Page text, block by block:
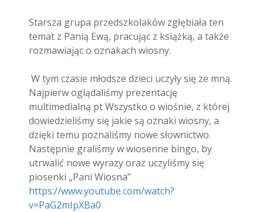
Starsza grupa przedszkolaków zgłębiała ten
temat z Panią Ewą, pracując z książką, a także
rozmawiając o oznakach wiosny.
W tym czasie młodsze dzieci uczyły się ze mną.
Najpierw oglądaliśmy prezentację
multimedialną pt Wszystko o wiośnie, z której
dowiedzieliśmy się jakie są oznaki wiosny, a
dzięki temu poznaliśmy nowe słownictwo.
Następnie graliśmy w wiosenne bingo, by
utrwalić nowe wyrazy oraz uczyliśmy się
piosenki „Pani Wiosna”
https://www.youtube.com/watch?
v=PaG2mIpXBa0